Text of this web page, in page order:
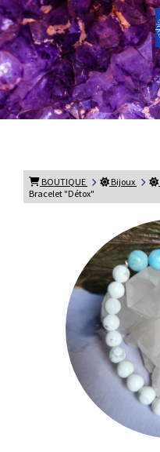
BOUTIQUE Bijoux
Bracelet "Détox"